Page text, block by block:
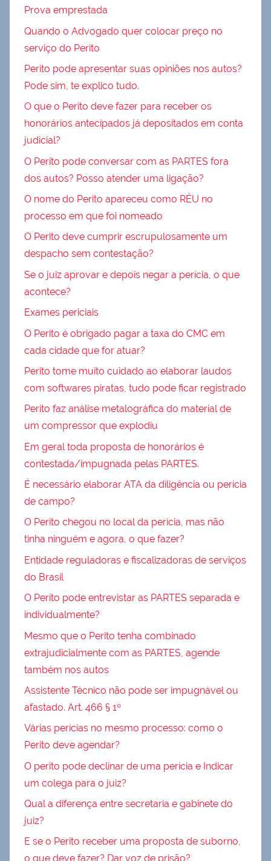
Prova emprestada
Quando o Advogado quer colocar preço no
serviço do Perito
Perito pode apresentar suas opiniões nos autos?
Pode sim, te explico tudo.
O que o Perito deve fazer para receber os
honorários antecipados já depositados em conta
judicial?
O Perito pode conversar com as PARTES fora
dos autos? Posso atender uma ligação?
O nome do Perito apareceu como RÉU no
processo em que foi nomeado
O Perito deve cumprir escrupulosamente um
despacho sem contestação?
Se o juiz aprovar e depois negar a perícia, o que
acontece?
Exames periciais
O Perito é obrigado pagar a taxa do CMC em
cada cidade que for atuar?
Perito tome muito cuidado ao elaborar laudos
com softwares piratas, tudo pode ficar registrado
Perito faz análise metalográfica do material de
um compressor que explodiu
Em geral toda proposta de honorários é
contestada/impugnada pelas PARTES.
É necessário elaborar ATA da diligência ou perícia
de campo?
O Perito chegou no local da perícia, mas não
tinha ninguém e agora, o que fazer?
Entidade reguladoras e fiscalizadoras de serviços
do Brasil
O Perito pode entrevistar as PARTES separada e
individualmente?
Mesmo que o Perito tenha combinado
extrajudicialmente com as PARTES, agende
também nos autos
Assistente Técnico não pode ser impugnável ou
afastado. Art. 466 § 1º
Várias perícias no mesmo processo: como o
Perito deve agendar?
O perito pode declinar de uma perícia e Indicar
um colega para o juiz?
Qual a diferença entre secretaria e gabinete do
juiz?
E se o Perito receber uma proposta de suborno,
o que deve fazer? Dar voz de prisão?